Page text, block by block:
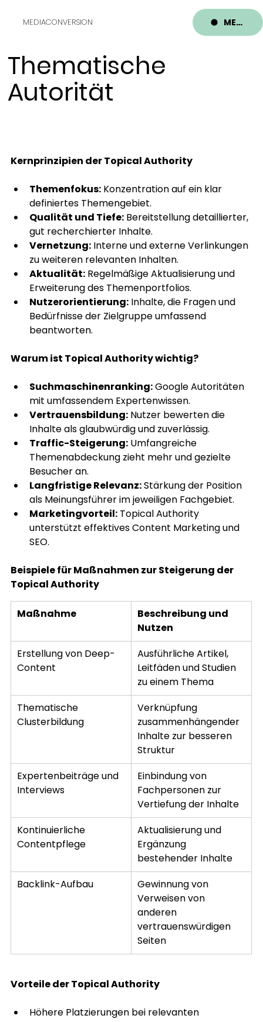
MEDIACONVERSION MENU
Kernprinzipien der Topical Authority
Themenfokus: Konzentration auf ein klar
definiertes Themengebiet.
Qualität und Tiefe: Bereitstellung detaillierter,
gut recherchierter Inhalte.
Vernetzung: Interne und externe Verlinkungen
zu weiteren relevanten Inhalten.
Aktualität: Regelmäßige Aktualisierung und
Erweiterung des Themenportfolios.
Nutzerorientierung: Inhalte, die Fragen und
Bedürfnisse der Zielgruppe umfassend
beantworten.
Warum ist Topical Authority wichtig?
Suchmaschinenranking: Google Autoritäten
mit umfassendem Expertenwissen.
Vertrauensbildung: Nutzer bewerten die
Inhalte als glaubwürdig und zuverlässig.
Traffic-Steigerung: Umfangreiche
Themenabdeckung zieht mehr und gezielte
Besucher an.
Langfristige Relevanz: Stärkung der Position
als Meinungsführer im jeweiligen Fachgebiet.
Marketingvorteil: Topical Authority
unterstützt effektives Content Marketing und
SEO.
Beispiele für Maßnahmen zur Steigerung der
Topical Authority
Maßnahme
Beschreibung und
Nutzen
Erstellung von Deep-
Content
Ausführliche Artikel,
Leitfäden und Studien
zu einem Thema
Thematische
Clusterbildung
Verknüpfung
zusammenhängender
Inhalte zur besseren
Struktur
Expertenbeiträge und
Interviews
Einbindung von
Fachpersonen zur
Vertiefung der Inhalte
Kontinuierliche
Contentpflege
Aktualisierung und
Ergänzung
bestehender Inhalte
Backlink-Aufbau
Gewinnung von
Verweisen von
anderen
vertrauenswürdigen
Seiten
Vorteile der Topical Authority
Höhere Platzierungen bei relevanten
Thematische
Autorität